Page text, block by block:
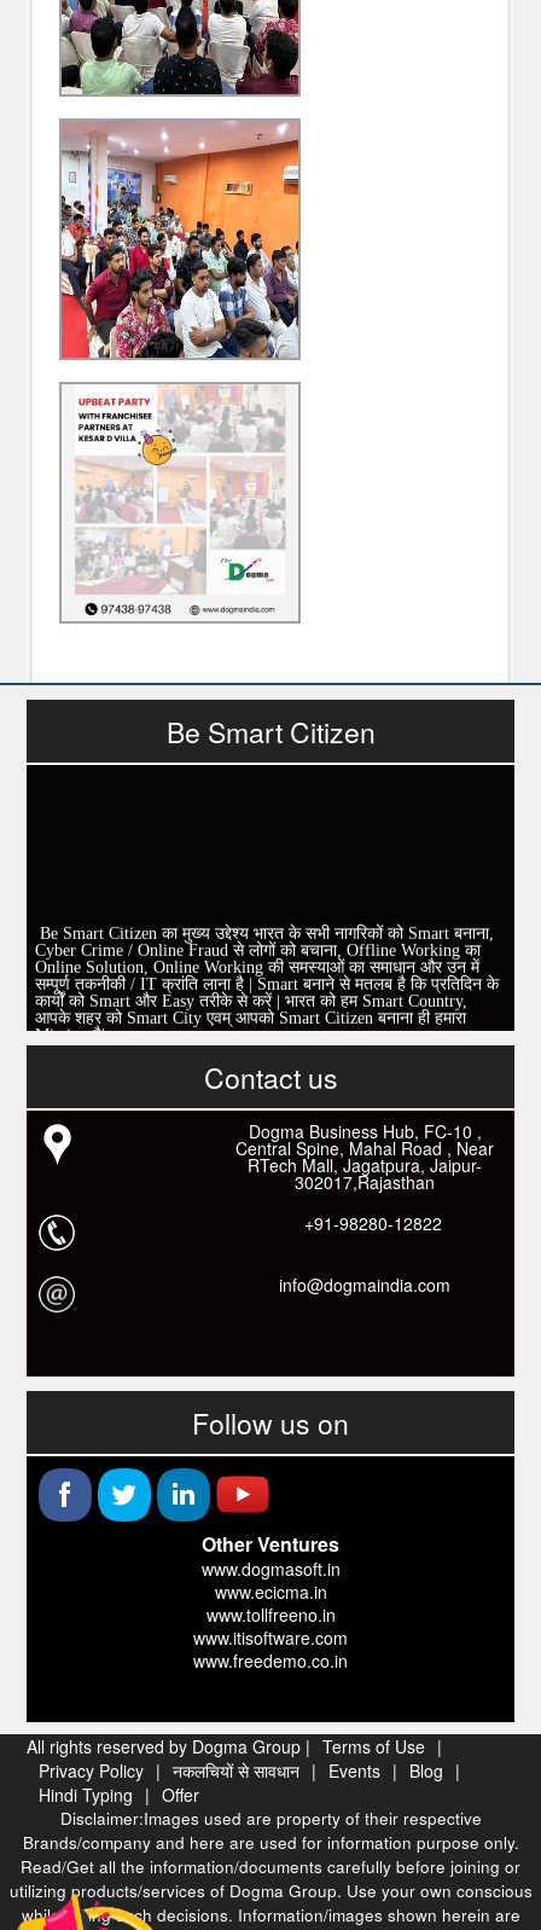
Be Smart Citizen
Be Smart Citizen का मुख्य उद्देश्य भारत के सभी नागरिकों को Smart बनाना,
Cyber Crime / Online Fraud से लोगों को बचाना, Offline Working का
Online Solution, Online Working की समस्याओं का समाधान और उन में
सम्पूर्ण तकनीकी / IT क्रांति लाना है | Smart बनाने से मतलब है कि प्रतिदिन के
कार्यों को Smart और Easy तरीके से करें | भारत को हम Smart Country,
आपके शहर को Smart City एवम् आपको Smart Citizen बनाना ही हमारा
Mission है|
इस पेज को Like करें और अपने सभी दोस्तों को invite करें।
www.fb.com/besmartcitizen
Be Smart Citizen App Download करें। जिस से आप के दैनिक जीवन में
काम आने वाले बहुत से कार्यों में समय ओर धन कि बहुत बचत होगी।
Link: -
https://goo.gl/fhmp6D
यदि आप को इस App में कुछ भी जानकारी लेनी हो तो कम से कम एक बार
Download कारों ओर जानो Smart Work के तरीके।
Contact us
Dogma Business Hub, FC-10 ,
Central Spine, Mahal Road , Near
RTech Mall, Jagatpura, Jaipur-
302017,Rajasthan
+91-98280-12822
info@dogmaindia.com
Follow us on
Other Ventures
www.dogmasoft.in
www.ecicma.in
www.tollfreeno.in
www.itisoftware.com
www.freedemo.co.in
All rights reserved by Dogma Group | Terms of Use |
Privacy Policy | नकलचियों से सावधान | Events | Blog |
Hindi Typing | Offer
Disclaimer:Images used are property of their respective
Brands/company and here are used for information purpose only.
Read/Get all the information/documents carefully before joining or
utilizing products/services of Dogma Group. Use your own conscious
while taking such decisions. Information/images shown herein are